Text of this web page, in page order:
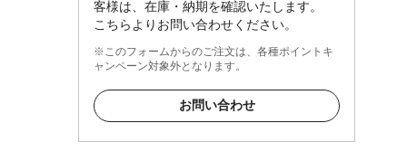
客様は、在庫・納期を確認いたします。
こちらよりお問い合わせください。
※このフォームからのご注文は、各種ポイントキ
ャンペーン対象外となります。
お問い合わせ